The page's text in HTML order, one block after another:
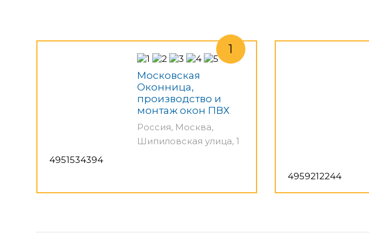
Московская
Оконница,
производство и
монтаж окон ПВХ
Россия, Москва,
Шипиловская улица, 1
4951534394
4959212244